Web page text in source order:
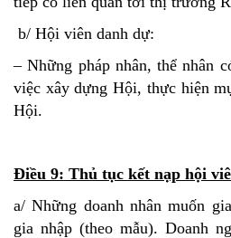
b/ Hội viên danh dự:
– Những pháp nhân, thể nhân
việc xây dựng Hội, thực hiện
Hội.
Điều 9: Thủ tục kết nạp hội
a/ Những doanh nhân muốn
gia nhập (theo mẫu). Doanh